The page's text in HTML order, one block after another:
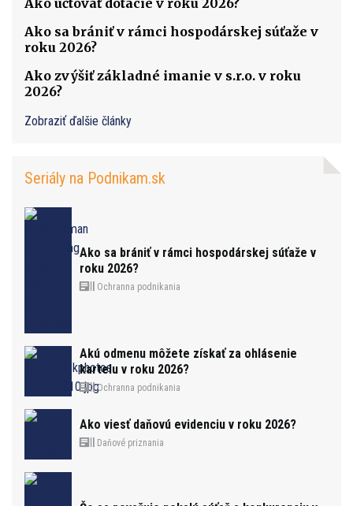
Ako účtovať dotácie v roku 2026?
Ako sa brániť v rámci hospodárskej súťaže v
roku 2026?
Ako zvýšiť základné imanie v s.r.o. v roku
2026?
Zobraziť ďalšie články
Seriály na Podnikam.sk
Ako sa brániť v rámci hospodárskej súťaže v
roku 2026?
Ochranna podnikania
Akú odmenu môžete získať za ohlásenie
kartelu v roku 2026?
Ochranna podnikania
Ako viesť daňovú evidenciu v roku 2026?
Daňové priznania